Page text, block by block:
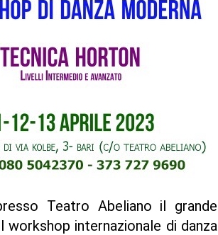
Teatro Abeliano il grande
internazionale di danza